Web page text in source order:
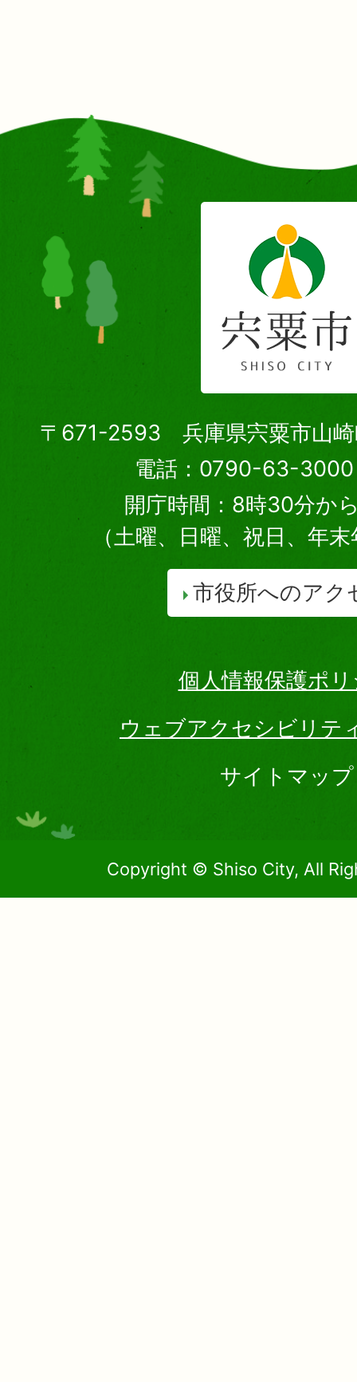
〒671-2593 兵庫県宍粟市山崎
電話：0790-63-3000
開庁時間：8時30分か
（土曜、日曜、祝日、年
市役所へのアク
個人情報保護ポ
ウェブアクセシビリテ
サイトマップ
Copyright © Shiso City, All